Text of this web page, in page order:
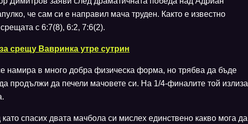
че сам си е направил мача труден. Както е известно
с 6:7(8), 6:2, 7:6(2).
срещу Вавринка утре сутрин
намира в много добра физическа форма, но трябва да бъде
продължи да печели мачовете си. На 1/4-финалите той излиза
спасих двата мачбола си мислех единствено какво мога да